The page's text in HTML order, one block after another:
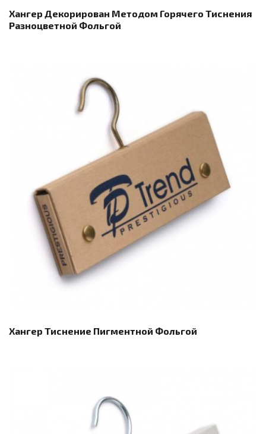
Хангер Декорирован Методом Горячего Тиснения
Разноцветной Фольгой
Хангер Тиснение Пигментной Фольгой